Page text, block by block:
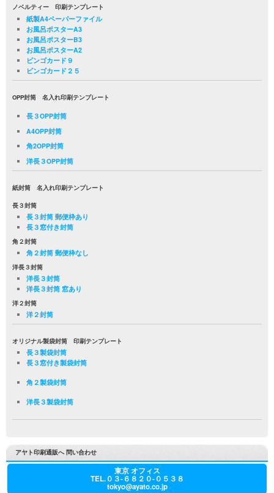
ノベルティー 印刷テンプレート
紙製A4ペーパーファイル
お風呂ポスターA3
お風呂ポスターB3
お風呂ポスターA2
ビンゴカード９
ビンゴカード２５
OPP封筒 名入れ印刷テンプレート
長３OPP封筒
A4OPP封筒
角2OPP封筒
洋長３OPP封筒
紙封筒 名入れ印刷テンプレート
長３封筒
長３封筒 郵便枠あり
長３窓付き封筒
角２封筒
角２封筒 郵便枠なし
洋長３封筒
洋長３封筒
洋長３封筒 窓あり
洋２封筒
洋２封筒
オリジナル製袋封筒 印刷テンプレート
長３製袋封筒
長３窓付き製袋封筒
角２製袋封筒
洋長３製袋封筒
アヤト印刷通販へ 問い合わせ
東京 オフィス
TEL.０３-６８２０-０５３８
tokyo@ayato.co.jp